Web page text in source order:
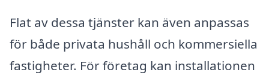
Flat av dessa tjänster kan även anpassas
för både privata hushåll och kommersiella
fastigheter. För företag kan installationen